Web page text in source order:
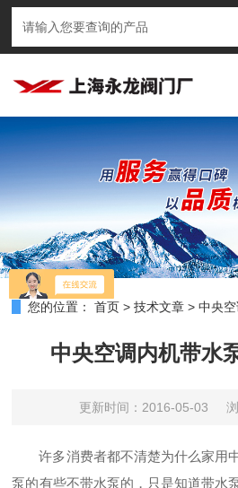
您的位置： 首页 >技术文章 >中央
中央空调内机带水
更新时间：2016-05-03
许多消费者都不清楚为什么家用
泵的有些不带水泵的，只是知道带水